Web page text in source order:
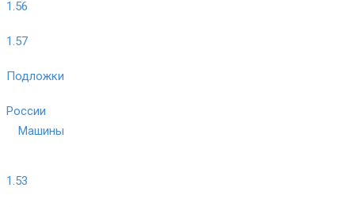
1.56
1.57
Подложки
России
Машины
1.53